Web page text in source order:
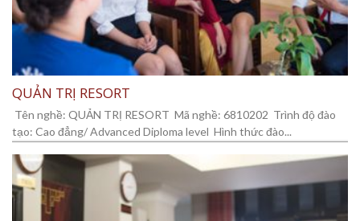
QUẢN TRỊ RESORT
Tên nghề: QUẢN TRỊ RESORT Mã nghề: 6810202 Trình độ đào
tạo: Cao đẳng/ Advanced Diploma level Hình thức đào...